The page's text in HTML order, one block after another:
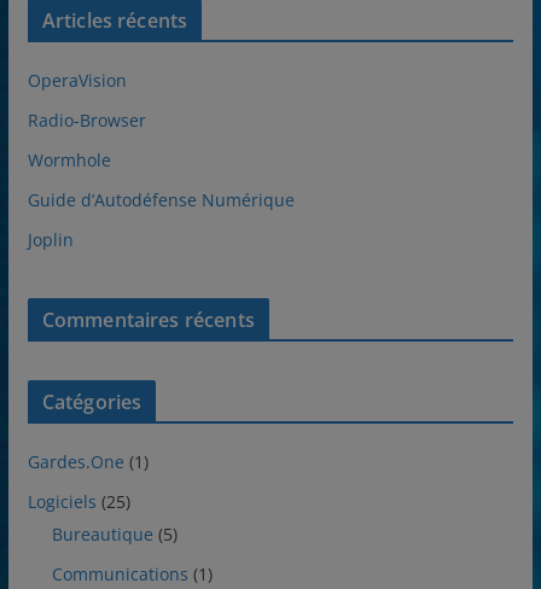
Articles récents
OperaVision
Radio-Browser
Wormhole
Guide d’Autodéfense Numérique
Joplin
Commentaires récents
Catégories
Gardes.One (1)
Logiciels (25)
Bureautique (5)
Communications (1)